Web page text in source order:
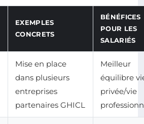
EXEMPLES
CONCRETS
BÉNÉFICES
POUR LES
SALARIÉS
Mise en place
dans plusieurs
entreprises
partenaires GHICL
Meilleur
équilibre
privée/vie